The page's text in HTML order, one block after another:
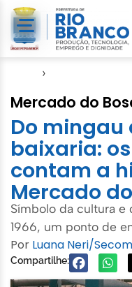
›
Mercado do
Do mingau
baixaria:
contam a
Mercado
Símbolo da cultura e
1966, um ponto de
Por Luana Neri/Secom
Compartilhe: